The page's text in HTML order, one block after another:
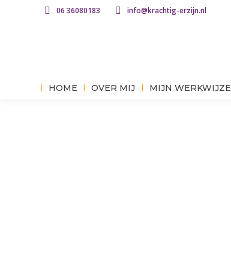
06 36080183 info@krachtig-erzijn.nl
HOME OVER MIJ MIJN WERKWIJZE